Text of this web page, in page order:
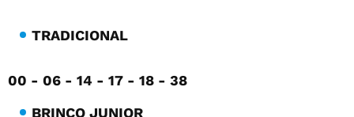
TRADICIONAL
00 - 06 - 14 - 17 - 18 - 38
BRINCO JUNIOR